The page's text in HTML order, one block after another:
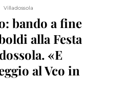
Villadossola
bando a fine
alla Festa
«E
al Vco in